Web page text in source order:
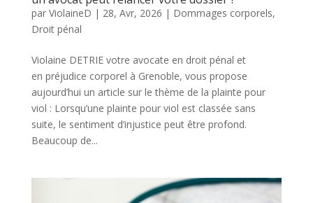
par ViolaineD | 28, Avr, 2026 | Dommages corporels,
Droit pénal
Violaine DETRIE votre avocate en droit pénal et
en préjudice corporel à Grenoble, vous propose
aujourd’hui un article sur le thème de la plainte pour
viol : Lorsqu’une plainte pour viol est classée sans
suite, le sentiment d’injustice peut être profond.
Beaucoup de...